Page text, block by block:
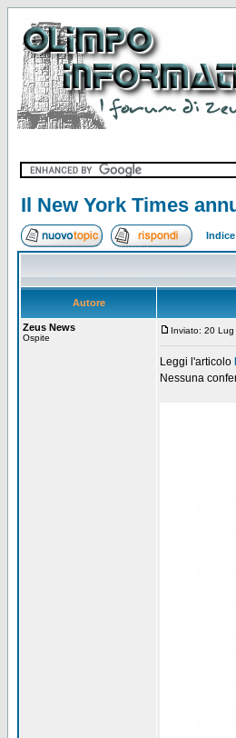
Il New York Times
Autore
Zeus News
Ospite
Inviato: 20
Leggi l'articolo
Nessuna